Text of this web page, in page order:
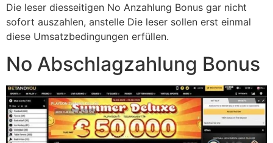
Die leser diesseitigen No Anzahlung Bonus gar nicht
sofort auszahlen, anstelle Die leser sollen erst einmal
diese Umsatzbedingungen erfüllen.
No Abschlagzahlung Bonus